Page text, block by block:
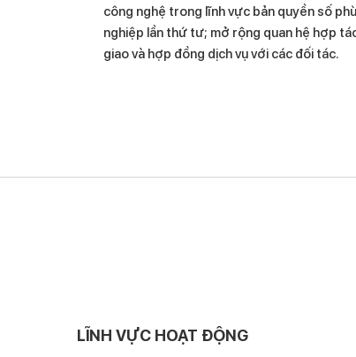
công nghệ trong lĩnh vực bản quyền số
nghiệp lần thứ tư; mở rộng quan hệ hợp
giao và hợp đồng dịch vụ với các đối tác.
LĨNH VỰC HOẠT ĐỘNG